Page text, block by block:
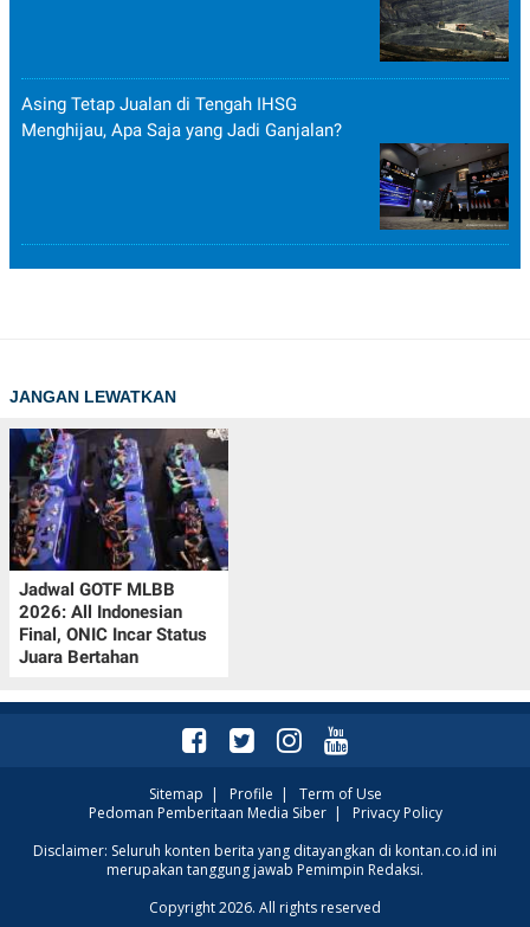
Asing Tetap Jualan di Tengah IHSG
Menghijau, Apa Saja yang Jadi Ganjalan?
JANGAN LEWATKAN
Jadwal GOTF MLBB
2026: All Indonesian
Final, ONIC Incar Status
Juara Bertahan
Sitemap | Profile | Term of Use
Pedoman Pemberitaan Media Siber| Privacy Policy
Disclaimer: Seluruh konten berita yang ditayangkan di kontan.co.id ini
merupakan tanggung jawab Pemimpin Redaksi.
Copyright 2026. All rights reserved